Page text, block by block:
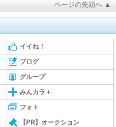
ページの先頭へ ▲
イイね！
ブログ
グループ
みんカラ＋
フォト
【PR】オークション